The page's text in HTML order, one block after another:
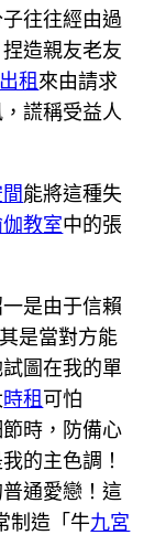
往往經由過
造親友老友
租來由請求
謊稱受益人
能將這種失
教室中的張
是由于信賴
是當對方能
圖在我的單
時租可怕
時，防備心
的主色調！
通愛戀！這
制造「牛九宮